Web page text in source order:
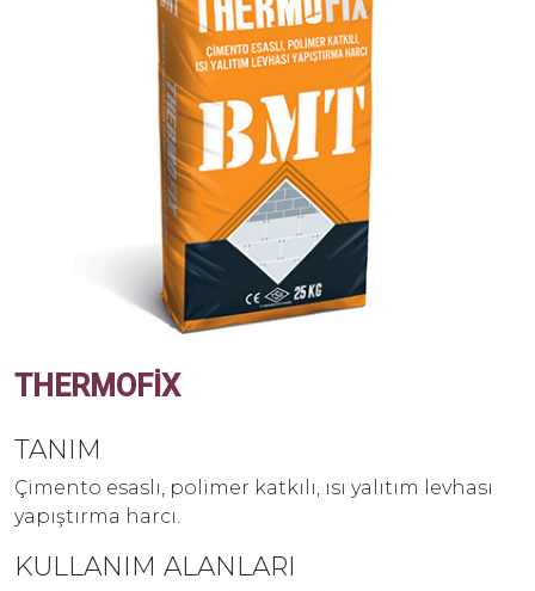
THERMOFIX
TANIM
Çimento esaslı, polimer katkılı, ısı yalıtım levhası
yapıştırma harcı.
KULLANIM ALANLARI